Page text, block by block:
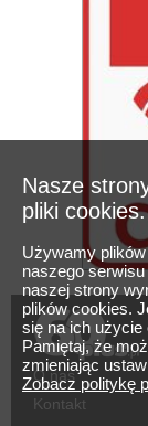
Nasze
pliki cookies.
Używamy
naszego
naszej strony
plików cookies.
się na ich użycie
Pamiętaj, że
zmieniając
Zobacz politykę
O nas
Kontakt